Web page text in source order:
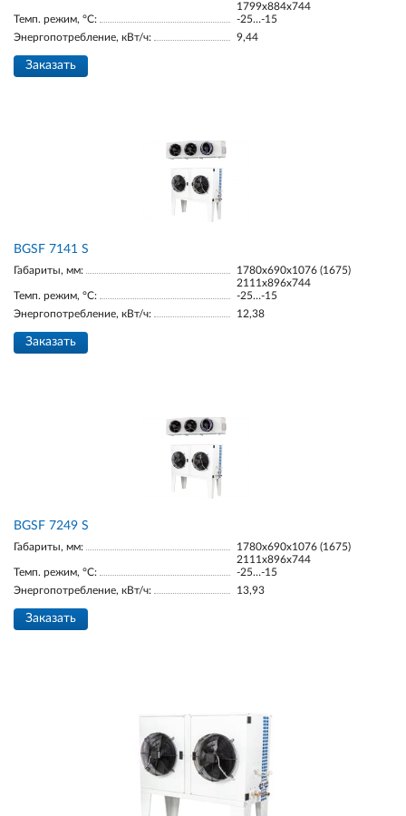
1799х884х744
Темп. режим, °С:
-25…-15
Энергопотребление, кВт/ч:
9,44
Заказать
BGSF 7141 S
Габариты, мм:
1780х690х1076 (1675)
2111х896х744
Темп. режим, °С:
-25…-15
Энергопотребление, кВт/ч:
12,38
Заказать
BGSF 7249 S
Габариты, мм:
1780х690х1076 (1675)
2111х896х744
Темп. режим, °С:
-25…-15
Энергопотребление, кВт/ч:
13,93
Заказать